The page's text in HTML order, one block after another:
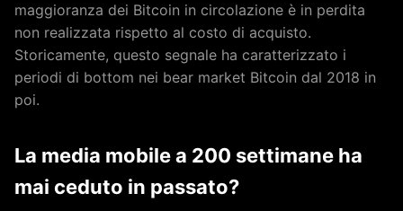
maggioranza dei Bitcoin in circolazione è in perdita
non realizzata rispetto al costo di acquisto.
Storicamente, questo segnale ha caratterizzato i
periodi di bottom nei bear market Bitcoin dal 2018 in
poi.
La media mobile a 200 settimane ha
mai ceduto in passato?